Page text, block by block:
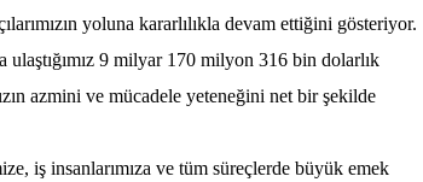
yoluna kararlılıkla devam ettiğini gösteriyor.
ulaştığımız 9 milyar 170 milyon 316 bin dolarlık
azmini ve mücadele yeteneğini net bir şekilde
iş insanlarımıza ve tüm süreçlerde büyük emek